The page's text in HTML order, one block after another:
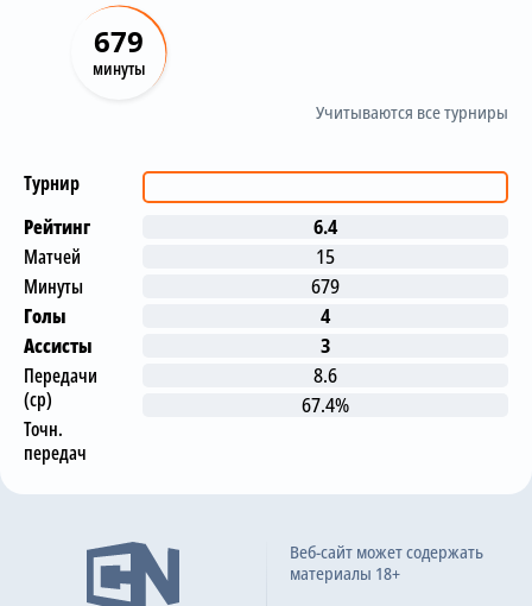
679
минуты
Учитываются все турниры
Турнир
Рейтинг
Матчей
Минуты
Голы
Ассисты
Передачи
(ср)
Точн.
передач
6.4
15
679
4
3
8.6
67.4%
Последние матчи
Веб-сайт может содержать
материалы 18+